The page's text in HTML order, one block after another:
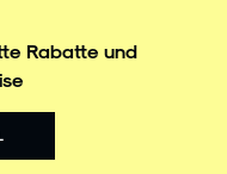
Rabatte und